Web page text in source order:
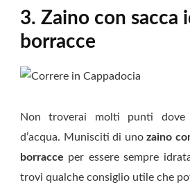
3. Zaino con sacca
borracce
Non troverai molti punti dove
d’acqua. Munisciti di unozaino
borracce per essere sempre
trovi qualche consiglio utile che